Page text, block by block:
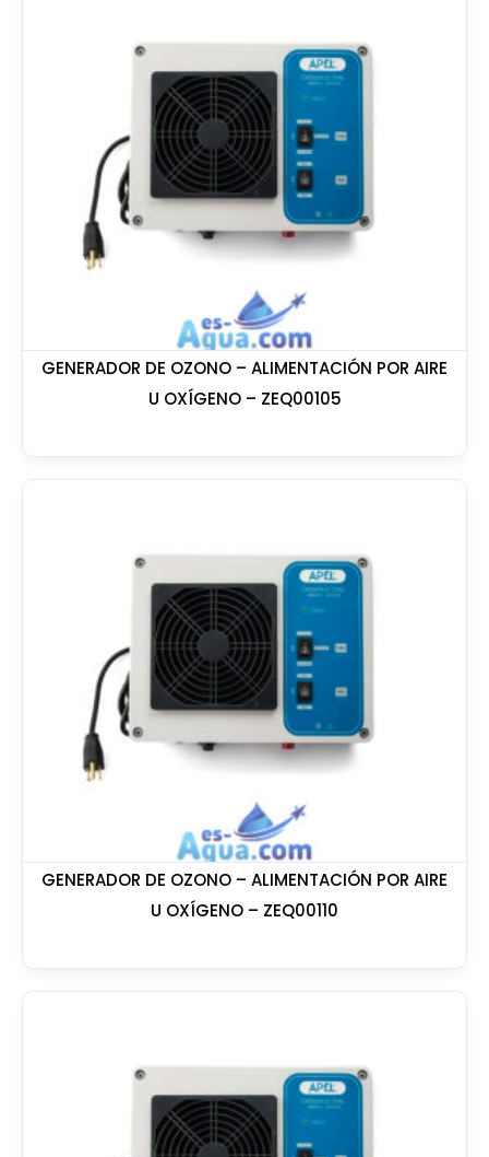
GENERADOR DE OZONO – ALIMENTACIÓN POR AIRE
U OXÍGENO – ZEQ00105
GENERADOR DE OZONO – ALIMENTACIÓN POR AIRE
U OXÍGENO – ZEQ00110